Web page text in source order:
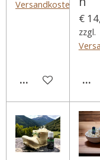
Versandkosten
IN DEN
€
zzgl.
IN